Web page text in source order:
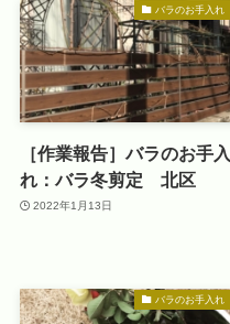
バラのお手入れ
［作業報告］バラのお手入
れ：バラ冬剪定 北区
2022年1月13日
バラのお手入れ